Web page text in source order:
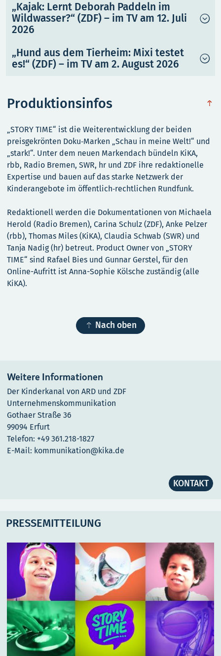
„Kajak: Lernt Deborah Paddeln im
Wildwasser?“ (ZDF) – im TV am 12. Juli
2026
„Hund aus dem Tierheim: Mixi testet
es!“ (ZDF) – im TV am 2. August 2026
Produktionsinfos
„STORY TIME“ ist die Weiterentwicklung der beiden
preisgekrönten Doku‑Marken „Schau in meine Welt!“ und
„stark!“. Unter dem neuen Markendach bündeln KiKA,
rbb, Radio Bremen, SWR, hr und ZDF ihre redaktionelle
Expertise und bauen auf das starke Netzwerk der
Kinderangebote im öffentlich‑rechtlichen Rundfunk.
Redaktionell werden die Dokumentationen von Michaela
Herold (Radio Bremen), Carina Schulz (ZDF), Anke Pelzer
(rbb), Thomas Miles (KiKA), Claudia Schwab (SWR) und
Tanja Nadig (hr) betreut. Product Owner von „STORY
TIME“ sind Rafael Bies und Gunnar Gerstel, für den
Online-Aufritt ist Anna-Sophie Kölsche zuständig (alle
KiKA).
 Nach oben
Weitere Informationen
Der Kinderkanal von ARD und ZDF
Unternehmenskommunikation
Gothaer Straße 36
99094 Erfurt
Telefon: +49 361.218-1827
E-Mail: kommunikation@kika.de
KONTAKT
PRESSEMITTEILUNG